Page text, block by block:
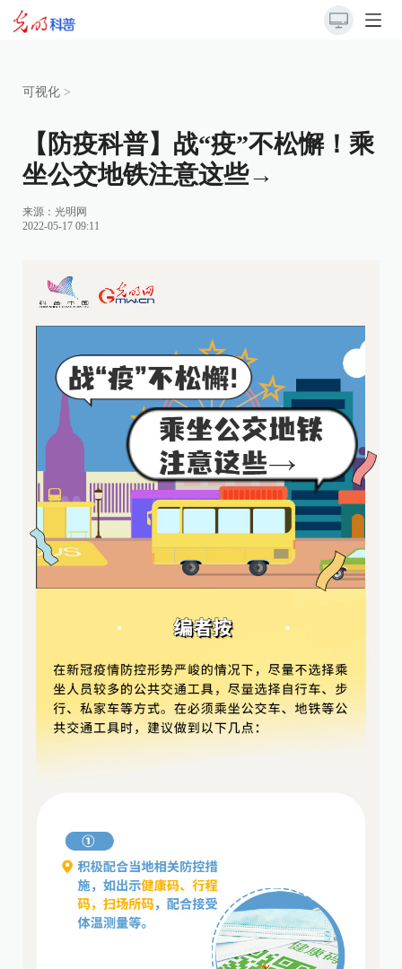
可视化 >
【防疫科普】战“疫”不松懈！乘
坐公交地铁注意这些→
来源： 光明网
2022-05-17 09:11